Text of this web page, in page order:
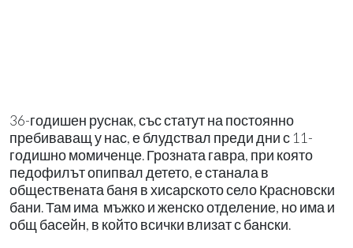
36-годишен руснак, със статут на постоянно
пребиваващ у нас, е блудствал преди дни с 11-
годишно момиченце. Грозната гавра, при която
педофилът опипвал детето, е станала в
обществената баня в хисарското село Красновски
бани. Там има мъжко и женско отделение, но има и
общ басейн, в който всички влизат с бански.